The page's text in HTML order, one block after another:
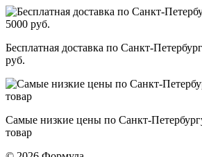
Бесплатная доставка по Санкт-
руб.
Самые низкие цены по Санкт-
товар